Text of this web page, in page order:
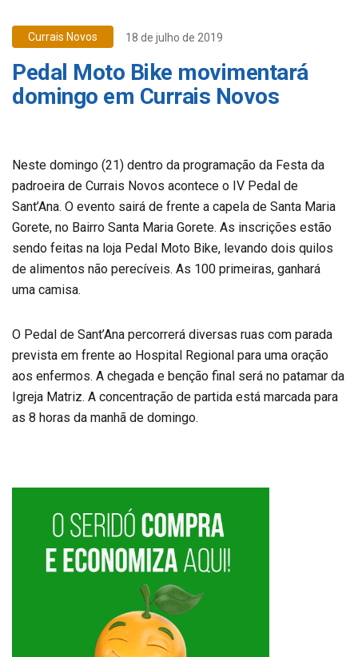
Currais Novos 18 de julho de 2019
Pedal Moto Bike movimentará
domingo em Currais Novos
Neste domingo (21) dentro da programação da Festa da
padroeira de Currais Novos acontece o IV Pedal de
Sant’Ana. O evento sairá de frente a capela de Santa Maria
Gorete, no Bairro Santa Maria Gorete. As inscrições estão
sendo feitas na loja Pedal Moto Bike, levando dois quilos
de alimentos não perecíveis. As 100 primeiras, ganhará
uma camisa.
O Pedal de Sant’Ana percorrerá diversas ruas com parada
prevista em frente ao Hospital Regional para uma oração
aos enfermos. A chegada e benção final será no patamar da
Igreja Matriz. A concentração de partida está marcada para
as 8 horas da manhã de domingo.